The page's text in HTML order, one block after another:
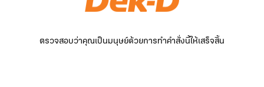
ตรวจสอบว่าคุณเป็นมนุษย์ด้วยการทำคำสั่งนี้ให้เสร็จสิ้น